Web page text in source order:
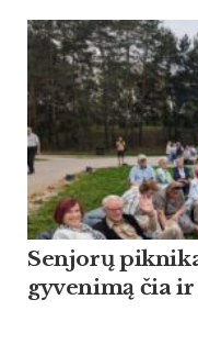
Sen­jorų
gy­ve­nimą čia ir